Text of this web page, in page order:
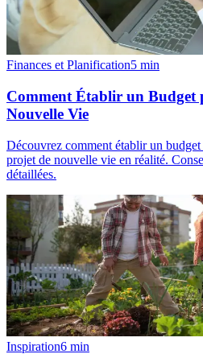
Finances et Planification5 min
Comment Établir un Budget
Nouvelle Vie
Découvrez comment établir un
projet de nouvelle vie en réalité.
détaillées.
Inspiration6 min